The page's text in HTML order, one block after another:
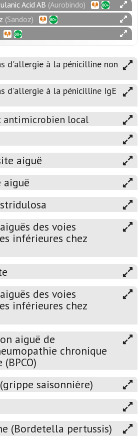
Acid AB (Aurobindo)
(Sandoz)
d'allergie à la pénicilline non
d'allergie à la pénicilline IgE
antimicrobien local
aiguë
des voies
inférieures chez
des voies
inférieures chez
aiguë de
chronique
saisonnière)
(Bordetella pertussis)